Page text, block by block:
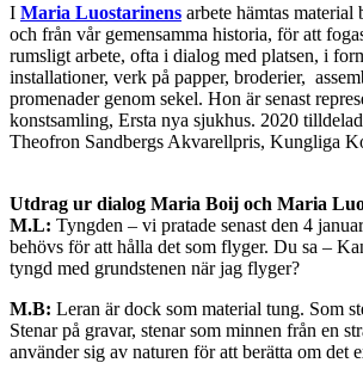
I Maria Luostarinens arbete hämtas material
och från vår gemensamma historia, för att
rumsligt arbete, ofta i dialog med platsen, i
installationer, verk på papper, broderier,
promenader genom sekel. Hon är senast
konstsamling, Ersta nya sjukhus. 2020
Theofron Sandbergs Akvarellpris, Kungliga
Utdrag ur dialog Maria Boij och Maria
M.L: Tyngden – vi pratade senast den 4
behövs för att hålla det som flyger. Du sa –
tyngd med grundstenen när jag flyger?
M.B: Leran är dock som material tung. Som
Stenar på gravar, stenar som minnen från en
använder sig av naturen för att berätta om det